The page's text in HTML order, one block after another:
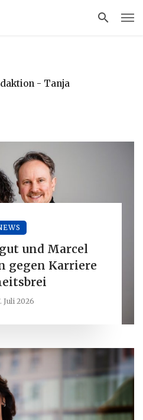
- Tanja
und Marcel
gegen Karriere
Juli 2026